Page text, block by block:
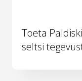
Toeta Paldiski
seltsi